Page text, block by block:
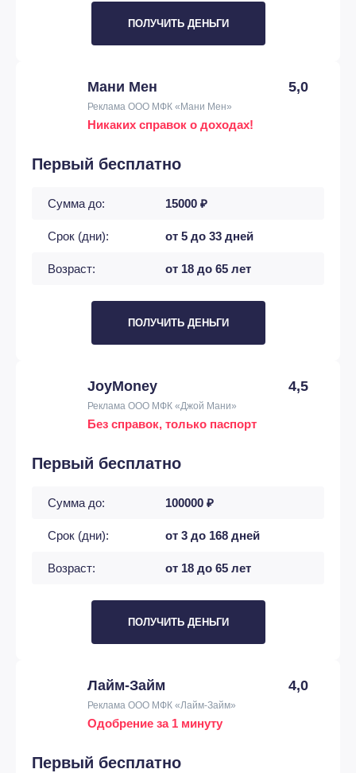
ПОЛУЧИТЬ ДЕНЬГИ
Мани Мен 5,0
Реклама ООО МФК «Мани Мен»
Никаких справок о доходах!
Первый бесплатно
Сумма до: 15000 ₽
Срок (дни): от 5 до 33 дней
Возраст: от 18 до 65 лет
ПОЛУЧИТЬ ДЕНЬГИ
JoyMoney 4,5
Реклама ООО МФК «Джой Мани»
Без справок, только паспорт
Первый бесплатно
Сумма до: 100000 ₽
Срок (дни): от 3 до 168 дней
Возраст: от 18 до 65 лет
ПОЛУЧИТЬ ДЕНЬГИ
Лайм-Займ 4,0
Реклама ООО МФК «Лайм-Займ»
Одобрение за 1 минуту
Первый бесплатно